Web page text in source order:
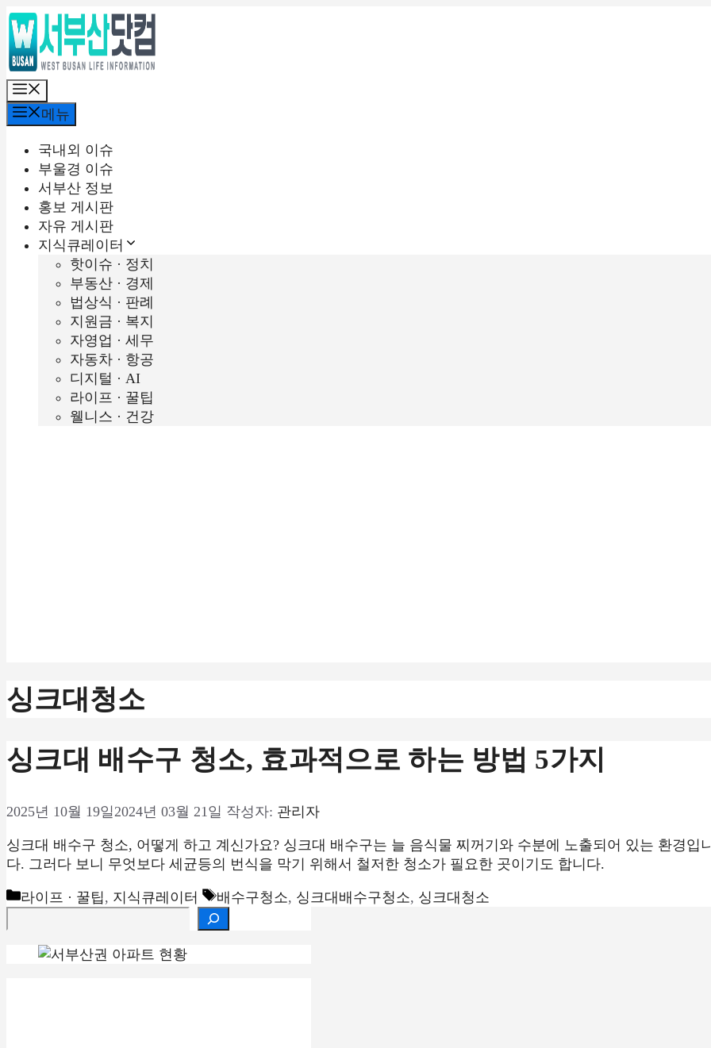
컨
텐
츠
로
건
너
뛰
뉴
메뉴
국내외 이슈
부울경 이슈
서부산 정보
홍보 게시판
자유 게시판
지식큐레이터
핫이슈 · 정치
부동산 · 경제
법상식 · 판례
지원금 · 복지
자영업 · 세무
자동차 · 항공
디지털 · AI
라이프 · 꿀팁
웰니스 · 건강
싱크대청소
싱크대 배수구 청소, 효과적으로 하는 방법 5가지
2025년 10월 19일 2024년 03월 21일 작성자: 관리자
싱크대 배수구 청소, 어떻게 하고 계신가요? 싱크대 배수구는 늘 음식물 찌꺼기와 수분에 노출되어 있는 환경입
다. 그러다 보니 무엇보다 세균등의 번식을 막기 위해서 철저한 청소가 필요한 곳이기도 합니다.
카
라이프 · 꿀팁 , 지식큐레이터
태
그
배수구청소, 싱크대배수구청소, 싱크대청소